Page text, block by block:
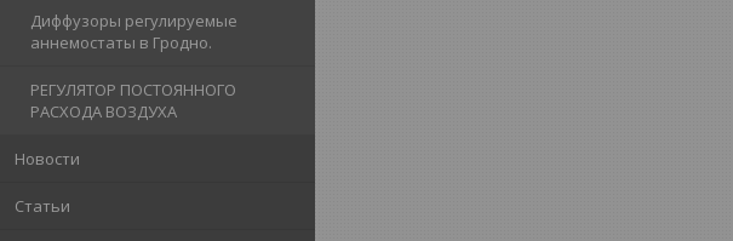
Диффузоры регулируемые
аннемостаты в Гродно.
РЕГУЛЯТОР ПОСТОЯННОГО
РАСХОДА ВОЗДУХА
Новости
Статьи